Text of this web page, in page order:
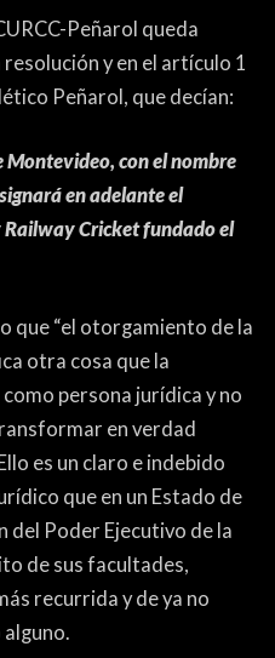
Peñarol queda
y en el artículo 1
Peñarol, que decían:
Montevideo, con el nombre
en adelante el
Cricket fundado el
que “el otorgamiento de la
otra cosa que la
persona jurídica y no
en verdad
es un claro e indebido
que en un Estado de
del Poder Ejecutivo de la
de sus facultades,
recurrida y de ya no